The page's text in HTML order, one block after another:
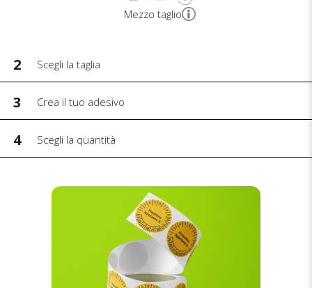
Mezzo taglio
2 Scegli la taglia
3 Crea il tuo adesivo
4 Scegli la quantità